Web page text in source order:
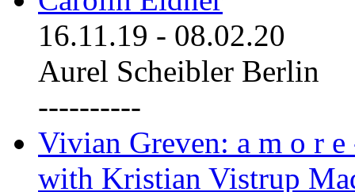
16.11.19 - 08.02.20
Aurel Scheibler Berlin
----------
Vivian Greven: a m o r
with Kristian Vistrup